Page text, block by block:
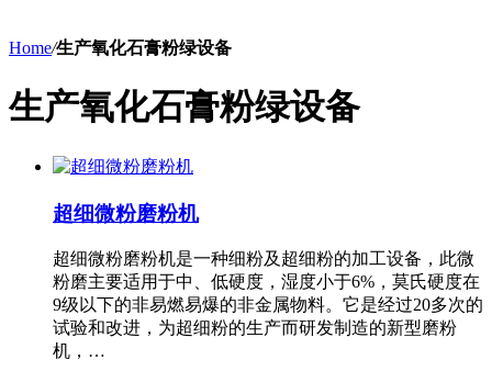
Home/生产氧化石膏粉绿设备
生产氧化石膏粉绿设备
超细微粉磨粉机
超细微粉磨粉机是一种细粉及超细粉的加工设备，此微
粉磨主要适用于中、低硬度，湿度小于6%，莫氏硬度在
9级以下的非易燃易爆的非金属物料。它是经过20多次的
试验和改进，为超细粉的生产而研发制造的新型磨粉
机，…